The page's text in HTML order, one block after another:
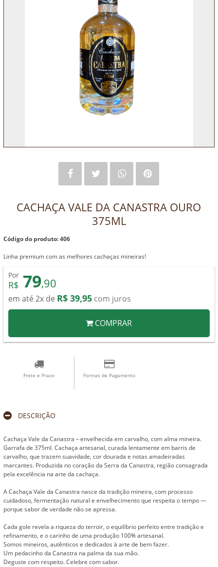
CACHAÇA VALE DA CANASTRA OURO
375ML
Código do produto: 406
Linha premium com as melhores cachaças mineiras!
Por
R$ 79,90
em até 2x de R$ 39,95 com juros
COMPRAR
Frete e Prazo Formas de Pagamento
DESCRIÇÃO
Cachaça Vale da Canastra – envelhecida em carvalho, com alma mineira.
Garrafa de 375ml. Cachaça artesanal, curada lentamente em barris de
carvalho, que trazem suavidade, cor dourada e notas amadeiradas
marcantes. Produzida no coração da Serra da Canastra, região consagrada
pela excelência na arte da cachaça.
A Cachaça Vale da Canastra nasce da tradição mineira, com processo
cuidadoso, fermentação natural e envelhecimento que respeita o tempo —
porque sabor de verdade não se apressa.
Cada gole revela a riqueza do terroir, o equilíbrio perfeito entre tradição e
refinamento, e o carinho de uma produção 100% artesanal.
Somos mineiros, autênticos e dedicados à arte de bem fazer.
Um pedacinho da Canastra na palma da sua mão.
Deguste com respeito. Celebre com sabor.